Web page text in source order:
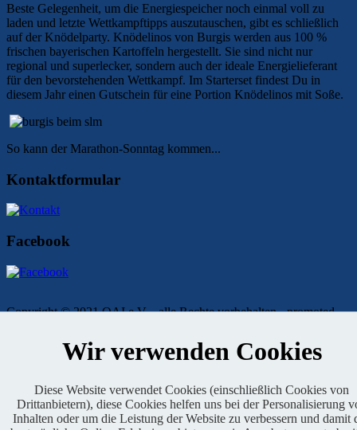
Beste Gelegenheit, um die Energiespeicher noch einmal voll zu
laden und letzte Wettkampftipps auszutauschen, gibt es schließlich
auf der Knödelparty. Knödelinos von Burgis werden aus 100 %
frischen bayerischen Kartoffeln hergestellt. Sie sind nicht nur
regional und superlecker, sondern auch der ideale Energielieferant
für den bevorstehenden Wettkampf. Im Starterset findest Du in
diesem Jahr einen Gutschein für eine Portion Knödelinos mit Soße.
So kann der Marathon-Sonntag kommen...
Kontaktformular
Facebook
Copyright © 2021 OAI e.V. - alle Rechte vorbehalten - promoted
|Kontakt |Presse|Admin| Datenschutz
Wir verwenden Cookies
Diese Website verwendet Cookies (einschließlich Cookies von
Drittanbietern), diese Cookies helfen uns bei der Personalisierung
Inhalten oder um die Leistung der Website zu verbessern und damit